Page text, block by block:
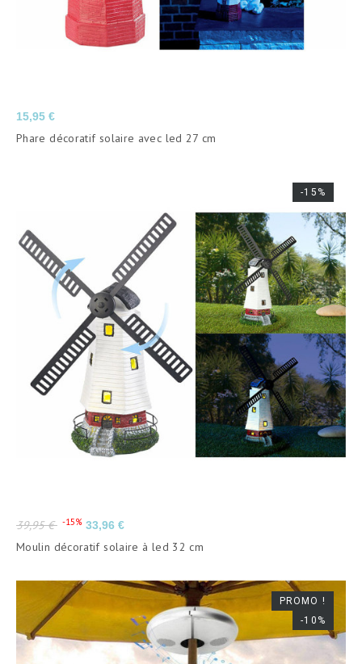
Prix
15,95 €
Phare décoratif solaire avec led 27 cm
-15%
Prix
de
base
39,95 € -15% Prix
33,96 €
Moulin décoratif solaire à led 32 cm
PROMO !
-10%